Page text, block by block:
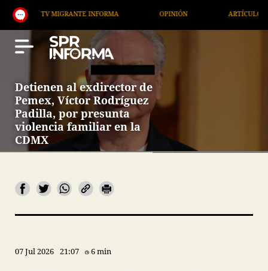
MIGRANTE INFORMA OPINIÓN ARTÍCULOS
Detienen al exdirector de
Pemex, Víctor Rodríguez
Padilla, por presunta
violencia familiar en la
CDMX
07 Jul 2026 21:07 6 min